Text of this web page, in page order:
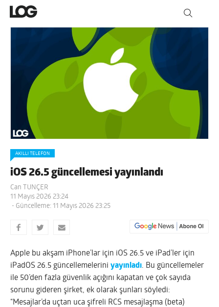
AKILLI TELEFON
iOS 26.5 güncellemesi yayınlandı
Can TUNÇER
11 Mayıs 2026 23:24
- Güncelleme: 11 Mayıs 2026 23:25
Apple bu akşam iPhone’lar için iOS 26.5 ve iPad’ler için
iPadOS 26.5 güncellemeleriniyayınladı. Bu güncellemeler
ile 50’den fazla güvenlik açığını kapatan ve çok sayıda
sorunu gideren şirket, ek olarak şunları söyledi:
“Mesajlar’da uçtan uca şifreli RCS mesajlaşma (beta)